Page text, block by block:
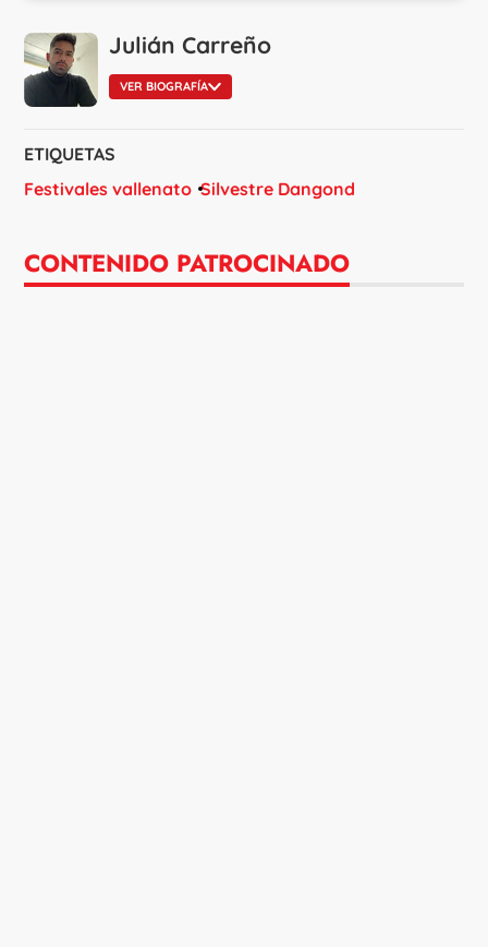
Julián Carreño
VER BIOGRAFÍA
ETIQUETAS
Festivales vallenato Silvestre Dangond
CONTENIDO PATROCINADO